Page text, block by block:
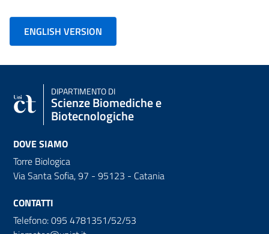
ENGLISH VERSION
DIPARTIMENTO DI
Scienze Biomediche e
Biotecnologiche
DOVE SIAMO
Torre Biologica
Via Santa Sofia, 97 - 95123 - Catania
CONTATTI
Telefono: 095 4781351/52/53